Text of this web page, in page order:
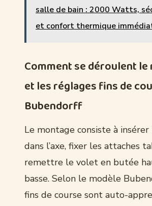
salle de bain : 2000 Watts,
et confort thermique
Comment se déroulent le
et les réglages fins de
Bubendorff
Le montage consiste à
dans l’axe, fixer les attaches
remettre le volet en butée
basse. Selon le modèle
fins de course sont auto-